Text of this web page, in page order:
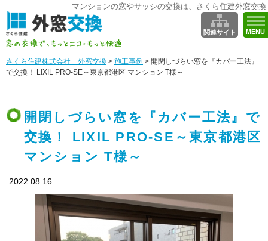
関連サイト MENU
マンションの窓やサッシの交換は、さくら住建外窓交換
さくら住建株式会社 外窓交換 > 施工事例 > 開閉しづらい窓を『カバー工法』
で交換！ LIXIL PRO-SE～東京都港区 マンション T様～
開閉しづらい窓を『カバー工法』で
交換！ LIXIL PRO-SE～東京都港区
マンション T様～
2022.08.16